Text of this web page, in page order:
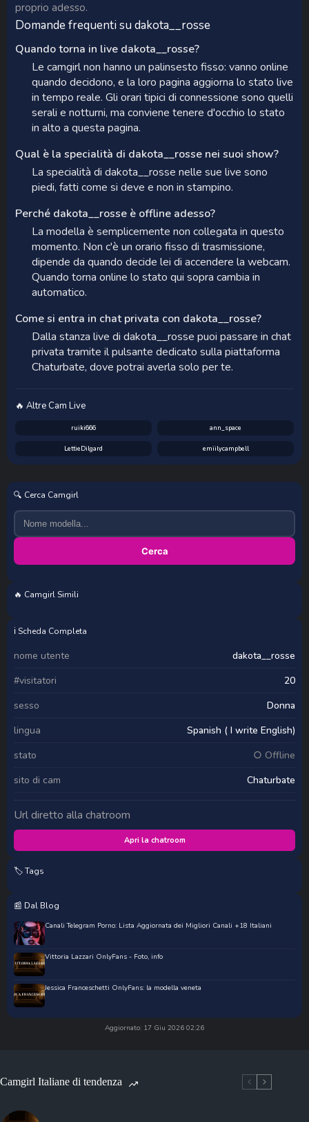
proprio adesso.
Domande frequenti su dakota__rosse
Quando torna in live dakota__rosse?
Le camgirl non hanno un palinsesto fisso: vanno online
quando decidono, e la loro pagina aggiorna lo stato live
in tempo reale. Gli orari tipici di connessione sono quelli
serali e notturni, ma conviene tenere d'occhio lo stato
in alto a questa pagina.
Qual è la specialità di dakota__rosse nei suoi show?
La specialità di dakota__rosse nelle sue live sono
piedi, fatti come si deve e non in stampino.
Perché dakota__rosse è offline adesso?
La modella è semplicemente non collegata in questo
momento. Non c'è un orario fisso di trasmissione,
dipende da quando decide lei di accendere la webcam.
Quando torna online lo stato qui sopra cambia in
automatico.
Come si entra in chat privata con dakota__rosse?
Dalla stanza live di dakota__rosse puoi passare in chat
privata tramite il pulsante dedicato sulla piattaforma
Chaturbate, dove potrai averla solo per te.
🔥 Altre Cam Live
ruiki666 ann_space
LettieDilgard emiilycampbell
🔍 Cerca Camgirl
Cerca
🔥 Camgirl Simili
ℹ️ Scheda Completa
nome utente
dakota__rosse
#visitatori
20
sesso
Donna
lingua
Spanish ( I write English)
stato
○ Offline
sito di cam
Chaturbate
Url diretto alla chatroom
Apri la chatroom
🏷️ Tags
📰 Dal Blog
Canali Telegram Porno: Lista Aggiornata dei Migliori Canali +18 Italiani
Vittoria Lazzari OnlyFans - Foto, info
Jessica Franceschetti OnlyFans: la modella veneta
Aggiornato: 17 Giu 2026 02:26
Camgirl Italiane di tendenza